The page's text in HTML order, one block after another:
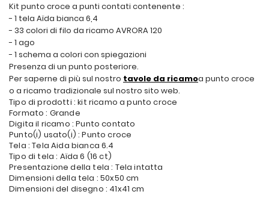
Kit punto croce a punti contati contenente :
- 1 tela Aïda bianca 6,4
- 33 colori di filo da ricamo AVRORA 120
- 1 ago
- 1 schema a colori con spiegazioni
Presenza di un punto posteriore.
Per saperne di più sul nostro tavole da ricamoa punto croce
o a ricamo tradizionale sul nostro sito web.
Tipo di prodotti : kit ricamo a punto croce
Formato : Grande
Digita il ricamo : Punto contato
Punto(i) usato(i) : Punto croce
Tela : Tela Aida bianca 6.4
Tipo di tela : Aïda 6 (16 ct)
Presentazione della tela : Tela intatta
Dimensioni della tela : 50x50 cm
Dimensioni del disegno : 41x41 cm